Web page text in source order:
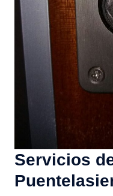
Servicios